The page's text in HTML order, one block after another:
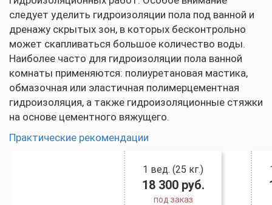
следует уделить гидроизоляции пола под ванной и
дренажу скрытых зон, в которых бесконтрольно
может скапливаться большое количество воды.
Наиболее часто для гидроизоляции пола ванной
комнаты применяются: полиуретановая мастика,
обмазочная или эластичная полимерцементная
гидроизоляция, а также гидроизоляционные стяжки
на основе цементного вяжущего.
Практические рекомендации
1 вед. (25 кг.)
18 300 руб.
под заказ